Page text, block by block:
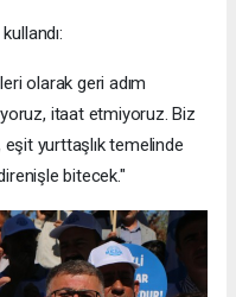
olarak geri adım
itaat etmiyoruz. Biz
eşit yurttaşlık temelinde
bitecek."